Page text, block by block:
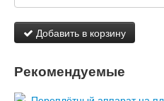
Добавить в корзину
Рекомендуемые